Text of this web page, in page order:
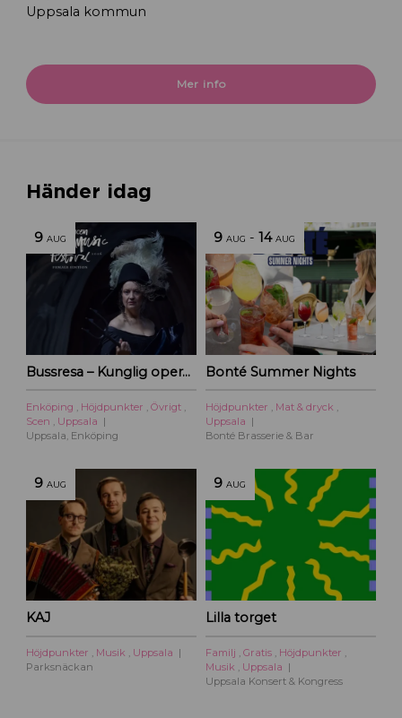
Uppsala kommun
Mer info
Händer idag
9 AUG
Bussresa – Kunglig operakväll vid Ulriksdal 2026
Enköping , Höjdpunkter , Övrigt ,
Scen , Uppsala
Uppsala, Enköping
9 AUG -14 AUG
Bonté Summer Nights
Höjdpunkter , Mat & dryck ,
Uppsala
Bonté Brasserie & Bar
9 AUG
KAJ
Höjdpunkter , Musik , Uppsala
Parksnäckan
9 AUG
Lilla torget
Familj , Gratis , Höjdpunkter ,
Musik , Uppsala
Uppsala Konsert & Kongress